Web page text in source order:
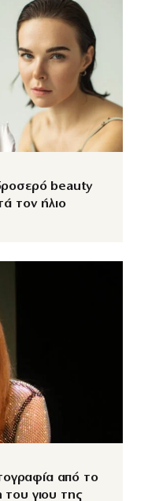
beauty
τον ήλιο
από το
του γιου της